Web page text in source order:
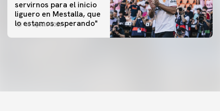
servirnos para el inicio
liguero en Mestalla, que
lo estamos esperando"
08 agosto 2026
PRIMER EQUIPO
Las fotos del Valencia CF-Newcastle United FC